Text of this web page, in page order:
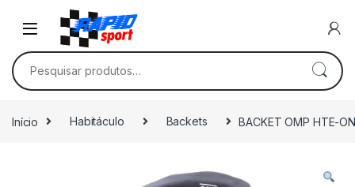
Skip to navigation
Skip to content
Pesquisar por:
Início Habitáculo Backets BACKET OMP HTE-